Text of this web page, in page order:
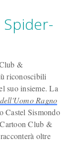
&
riconoscibili
suo insieme. La
Ragno
Castel Sismondo
Club &
oltre